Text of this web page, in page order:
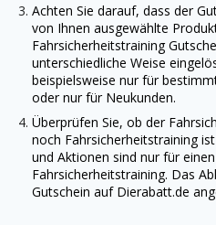
Achten Sie darauf, dass der
von Ihnen ausgewählte
Fahrsicherheitstraining
unterschiedliche Weise
beispielsweise nur für
oder nur für Neukunden.
Überprüfen Sie, ob der
noch Fahrsicherheitstraining
und Aktionen sind nur für
Fahrsicherheitstraining. Das
Gutschein auf Dierabatt.de